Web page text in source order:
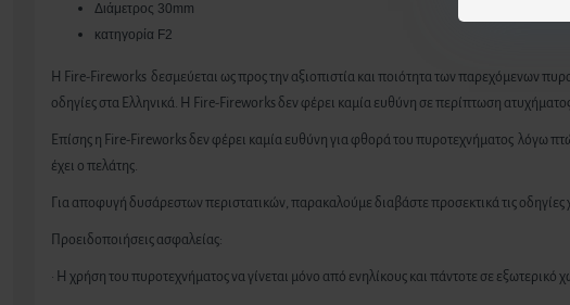
Διάμετρος 30mm
κατηγορία F2
H Fire-Fireworks δεσμεύεται ως προς την αξιοπιστία και ποιότητα των παρεχόμενων
οδηγίες στα Ελληνικά. Η Fire-Fireworks δεν φέρει καμία ευθύνη σε περίπτωση
Επίσης η Fire-Fireworks δεν φέρει καμία ευθύνη για φθορά του πυροτεχνήματος λόγω
έχει ο πελάτης.
Για αποφυγή δυσάρεστων περιστατικών, παρακαλούμε διαβάστε προσεκτικά τις
Προειδοποιήσεις ασφαλείας:
· Η χρήση του πυροτεχνήματος να γίνεται μόνο από ενηλίκους και πάντοτε σε εξωτερικό